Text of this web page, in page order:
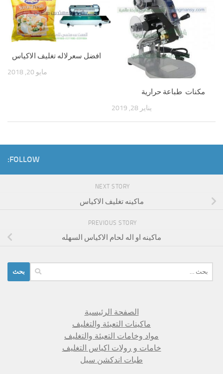
افضل سعرلاله تغليف الاكياس
مايو 20, 2018
مكنات طباعة حرارية
يناير 28, 2019
FOLLOW:
NEXT STORY
ماكينه تغليف الاكياس
PREVIOUS STORY
ماكينه او اله لحام الاكياس السهله
عن:
الصفحة الرئيسية
ماكينات التعبئة والتغليف
مواد وخامات التعبئة والتغليف
خامات و رولات اكياس التغليف
طبات اندكشن سيل